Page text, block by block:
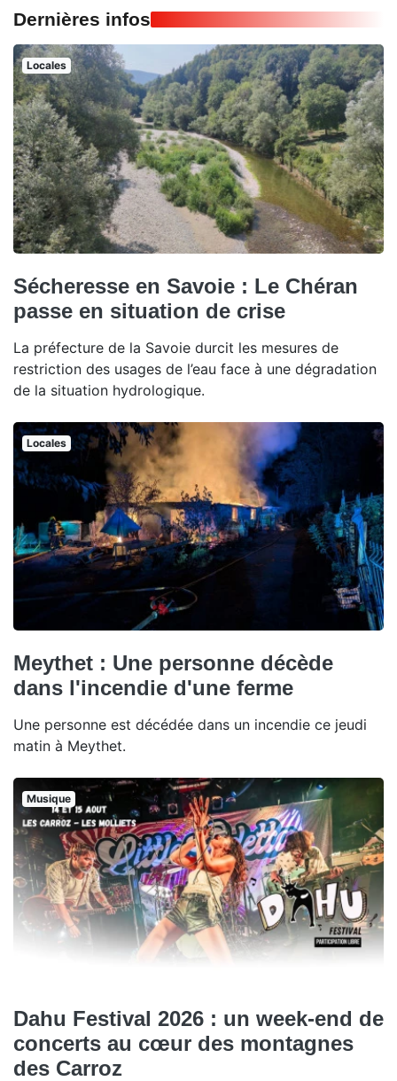
Dernières infos
Locales
Sécheresse en Savoie : Le Chéran
passe en situation de crise
La préfecture de la Savoie durcit les mesures de
restriction des usages de l’eau face à une dégradation
de la situation hydrologique.
Locales
Meythet : Une personne décède
dans l'incendie d'une ferme
Une personne est décédée dans un incendie ce jeudi
matin à Meythet.
Musique
Dahu Festival 2026 : un week-end de
concerts au cœur des montagnes
des Carroz